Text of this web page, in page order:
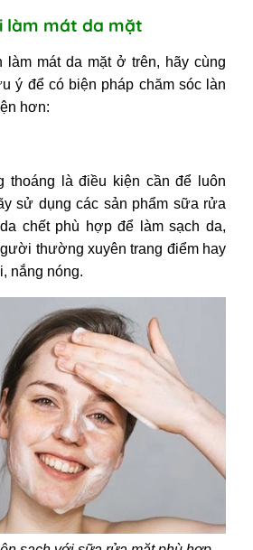
làm mát da mặt
làm mát da mặt ở trên, hãy cùng
ý để có biện pháp chăm sóc làn
hơn:
thoáng là điều kiện cần để luôn
sử dụng các sản phẩm sữa rửa
chết phù hợp để làm sạch da,
thường xuyên trang điểm hay
nắng nóng.